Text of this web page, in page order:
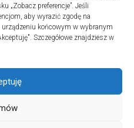
„Zobacz preferencje”. Jeśli
aby wyrazić zgodę na
końcowym w wybranym
Szczegółowe znajdziesz w